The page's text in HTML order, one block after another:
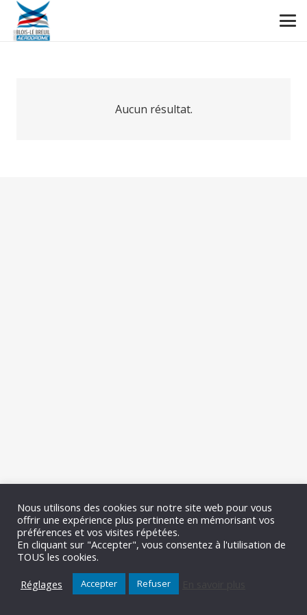
Aucun résultat.
Nous utilisons des cookies sur notre site web pour vous
offrir une expérience plus pertinente en mémorisant vos
préférences et vos visites répétées.
En cliquant sur "Accepter", vous consentez à l'utilisation de
TOUS les cookies.
Réglages
Accepter Refuser